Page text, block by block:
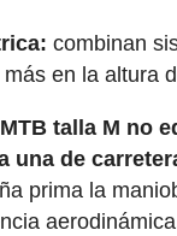
combinan
en la altura
talla M no
una de
prima la